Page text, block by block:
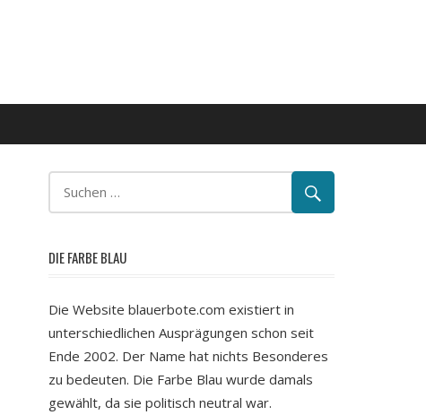
DIE FARBE BLAU
Die Website blauerbote.com existiert in
unterschiedlichen Ausprägungen schon seit
Ende 2002. Der Name hat nichts Besonderes
zu bedeuten. Die Farbe Blau wurde damals
gewählt, da sie politisch neutral war.